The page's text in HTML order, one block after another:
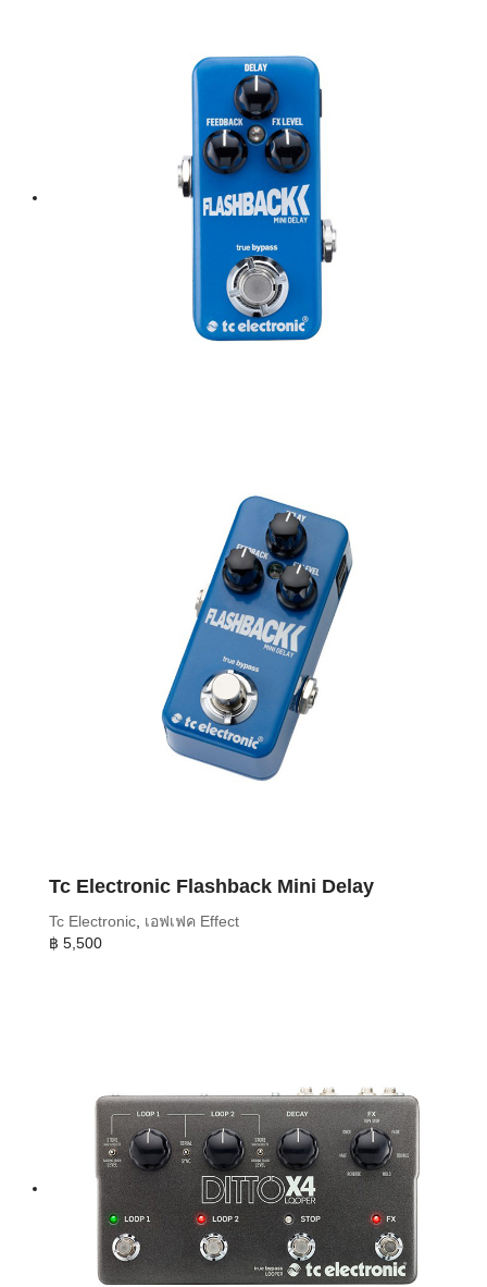
Tc Electronic Flashback Mini Delay
Tc Electronic, เอฟเฟค Effect
฿ 5,500